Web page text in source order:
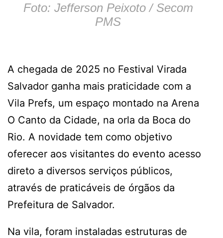
Foto: Jefferson Peixoto / Secom
PMS
A chegada de 2025 no Festival Virada
Salvador ganha mais praticidade com a
Vila Prefs, um espaço montado na Arena
O Canto da Cidade, na orla da Boca do
Rio. A novidade tem como objetivo
oferecer aos visitantes do evento acesso
direto a diversos serviços públicos,
através de praticáveis de órgãos da
Prefeitura de Salvador.
Na vila, foram instaladas estruturas de